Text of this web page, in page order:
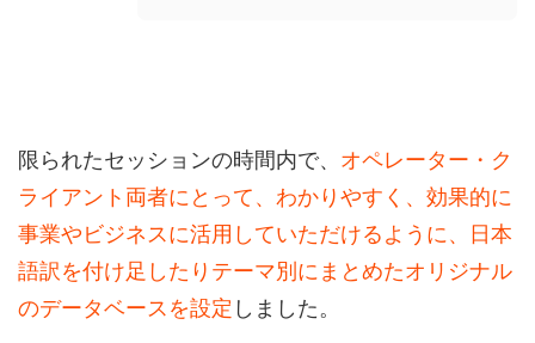
限られたセッションの時間内で、 オペレーター・ク
ライアント両者にとって、わかりやすく、効果的に
事業やビジネスに活用していただけるように、日本
語訳を付け足したりテーマ別にまとめたオリジナル
のデータベースを設定 しました。